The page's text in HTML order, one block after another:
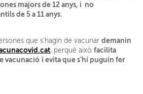
majors de 12 anys, i no
de 5 a 11 anys.
que s’hagin de vacunardemanin
, perquè aixòfacilita
vacunació i evita que s’hi puguin fer